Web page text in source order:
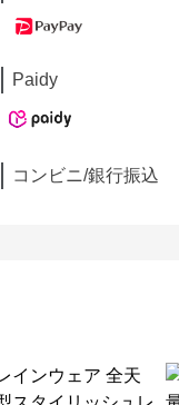
Paidy
コンビニ/銀行振込